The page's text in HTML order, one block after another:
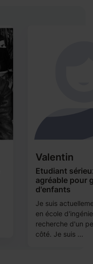
Valentin
Etudiant
agréable pour
d'enfants
Je suis
en école
recherche d'un
côté. Je suis ...